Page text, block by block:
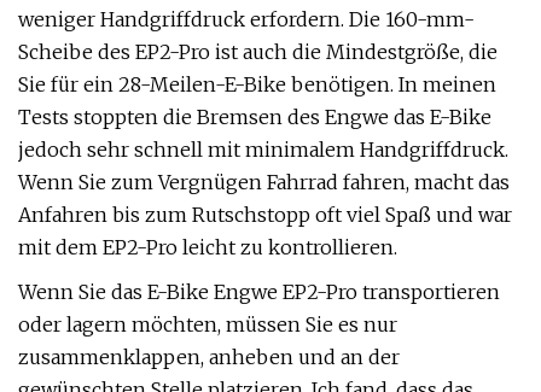
weniger Handgriffdruck erfordern. Die 160-mm-
Scheibe des EP2-Pro ist auch die Mindestgröße, die
Sie für ein 28-Meilen-E-Bike benötigen. In meinen
Tests stoppten die Bremsen des Engwe das E-Bike
jedoch sehr schnell mit minimalem Handgriffdruck.
Wenn Sie zum Vergnügen Fahrrad fahren, macht das
Anfahren bis zum Rutschstopp oft viel Spaß und war
mit dem EP2-Pro leicht zu kontrollieren.
Wenn Sie das E-Bike Engwe EP2-Pro transportieren
oder lagern möchten, müssen Sie es nur
zusammenklappen, anheben und an der